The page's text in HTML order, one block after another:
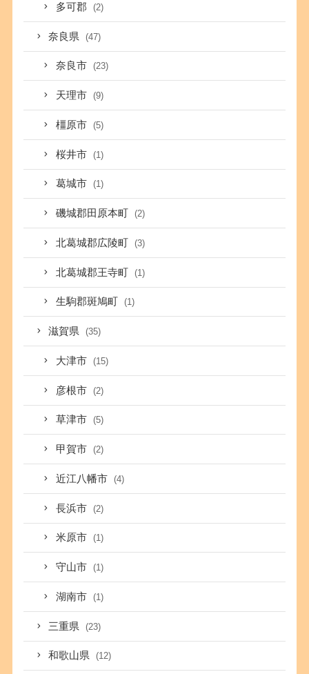
多可郡 (2)
奈良県 (47)
奈良市 (23)
天理市 (9)
橿原市 (5)
桜井市 (1)
葛城市 (1)
磯城郡田原本町 (2)
北葛城郡広陵町 (3)
北葛城郡王寺町 (1)
生駒郡斑鳩町 (1)
滋賀県 (35)
大津市 (15)
彦根市 (2)
草津市 (5)
甲賀市 (2)
近江八幡市 (4)
長浜市 (2)
米原市 (1)
守山市 (1)
湖南市 (1)
三重県 (23)
和歌山県 (12)